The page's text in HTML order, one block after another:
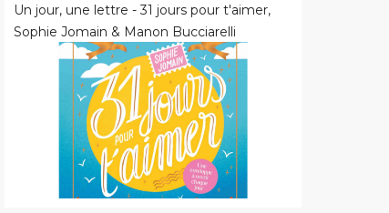
Un jour, une lettre - 31 jours pour t'aimer,
Sophie Jomain & Manon Bucciarelli